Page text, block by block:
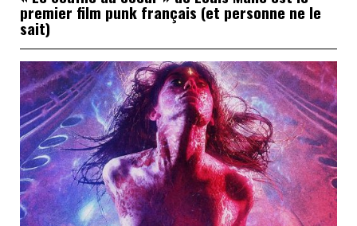
premier film punk français (et personne ne le
sait)